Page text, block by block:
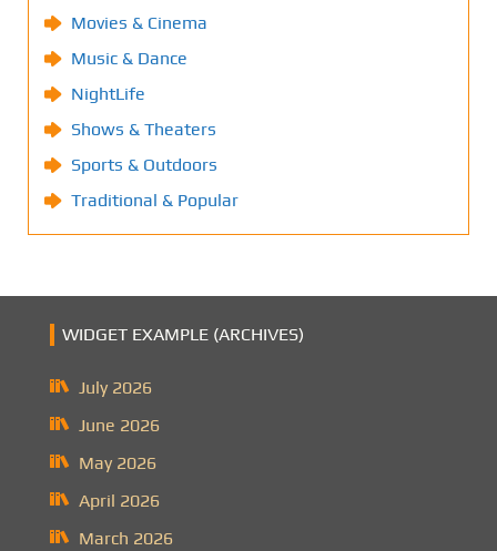
Movies & Cinema
Music & Dance
NightLife
Shows & Theaters
Sports & Outdoors
Traditional & Popular
WIDGET EXAMPLE (ARCHIVES)
July 2026
June 2026
May 2026
April 2026
March 2026